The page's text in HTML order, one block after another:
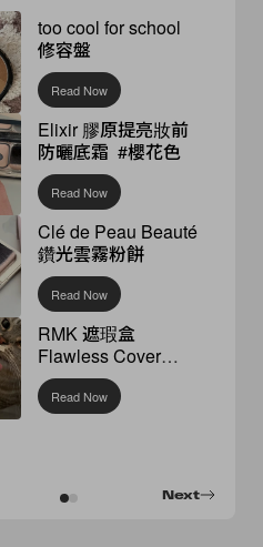
too cool for school
修容盤
Read Now
Elixir 膠原提亮妝前
防曬底霜 #櫻花色
Read Now
Clé de Peau Beauté
鑽光雲霧粉餅
Read Now
RMK 遮瑕盒
Flawless Cover
Concealer
Read Now
Next